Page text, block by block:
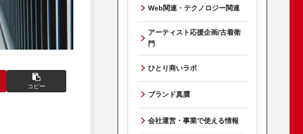
コピー
Web関連・テクノロジー関連
アーティスト応援企画/古着衛
門
ひとり商いラボ
ブランド真贋
会社運営・事業で使える情報